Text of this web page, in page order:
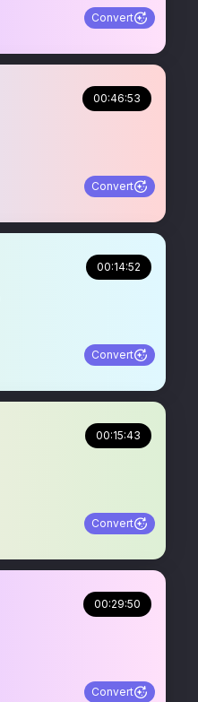
Convert
00:46:53
Convert
00:14:52
Convert
00:15:43
Convert
00:29:50
Convert